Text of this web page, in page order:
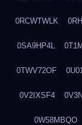
0RCWTWLK
0SA9HP4L
0TWV72OF
0V2IXSF4
0W58MBQO